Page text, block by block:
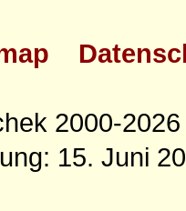
2000-2026
15. Juni